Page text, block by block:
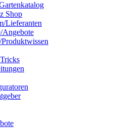
Shop
Lieferanten
Angebote